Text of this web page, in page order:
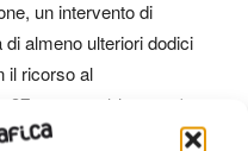
un intervento di
almeno ulteriori dodici
il ricorso al
37, comma 1 lettera a)
l’attivazione di piani di